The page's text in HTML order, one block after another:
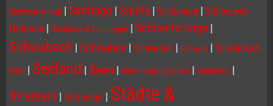
Sachsen-Anhalt | Santiago | Schiffe | Schlangen | Schleswig-
Holstein | Schlösser & Festungen | Schmetterlinge |
Schwabach | Schwaben | Schweden | Schweiz | Schwäbisch
Hall | Seeland | Seen | Sehenswürdigkeiten | Steinkreis |
Streetart | Sträucher | Städte &